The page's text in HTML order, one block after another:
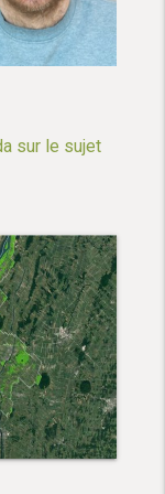
sur le sujet